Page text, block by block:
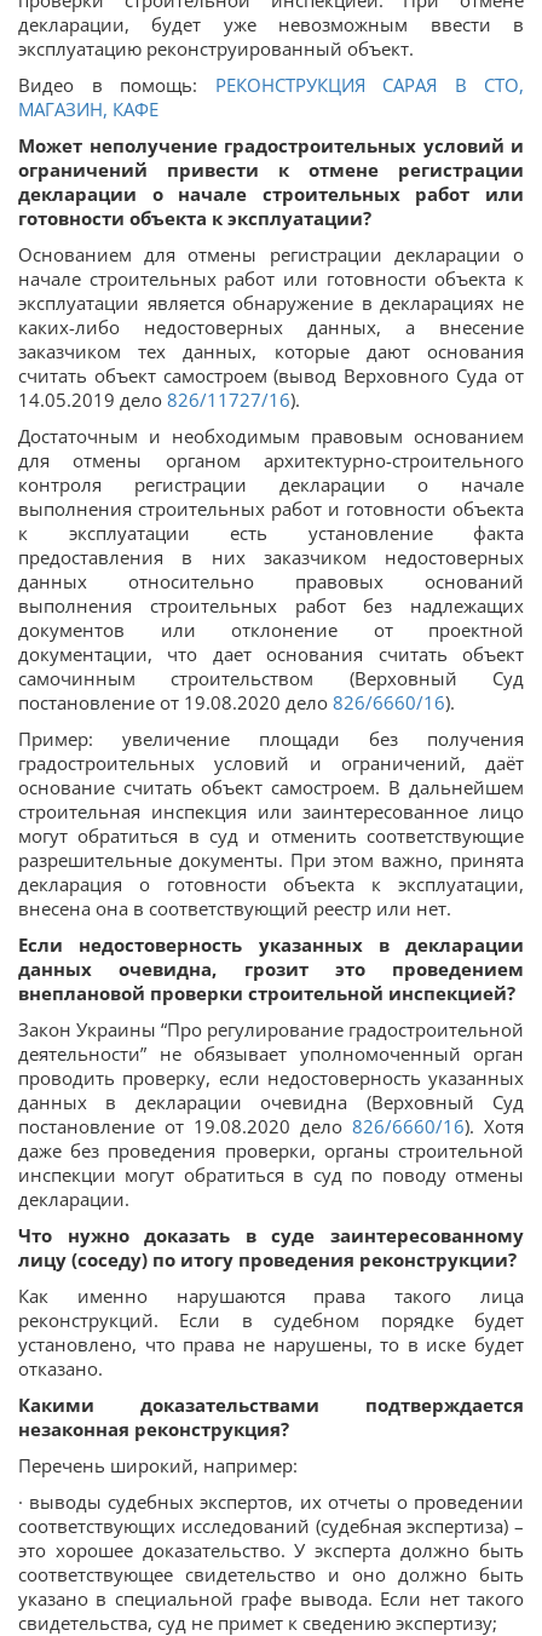
декларации, будет уже невозможным ввести в
эксплуатацию реконструированный объект.
Видео в помощь: РЕКОНСТРУКЦИЯ САРАЯ В СТО,
МАГАЗИН, КАФЕ
Может неполучение градостроительных условий и
ограничений привести к отмене регистрации
декларации о начале строительных работ или
готовности объекта к эксплуатации?
Основанием для отмены регистрации декларации о
начале строительных работ или готовности объекта к
эксплуатации является обнаружение в декларациях не
каких-либо недостоверных данных, а внесение
заказчиком тех данных, которые дают основания
считать объект самостроем (вывод Верховного Суда от
14.05.2019 дело 826/11727/16).
Достаточным и необходимым правовым основанием
для отмены органом архитектурно-строительного
контроля регистрации декларации о начале
выполнения строительных работ и готовности объекта
к эксплуатации есть установление факта
предоставления в них заказчиком недостоверных
данных относительно правовых оснований
выполнения строительных работ без надлежащих
документов или отклонение от проектной
документации, что дает основания считать объект
самочинным строительством (Верховный Суд
постановление от 19.08.2020 дело 826/6660/16).
Пример: увеличение площади без получения
градостроительных условий и ограничений, даёт
основание считать объект самостроем. В дальнейшем
строительная инспекция или заинтересованное лицо
могут обратиться в суд и отменить соответствующие
разрешительные документы. При этом важно, принята
декларация о готовности объекта к эксплуатации,
внесена она в соответствующий реестр или нет.
Если недостоверность указанных в декларации
данных очевидна, грозит это проведением
внеплановой проверки строительной инспекцией?
Закон Украины “Про регулирование градостроительной
деятельности” не обязывает уполномоченный орган
проводить проверку, если недостоверность указанных
данных в декларации очевидна (Верховный Суд
постановление от 19.08.2020 дело 826/6660/16). Хотя
даже без проведения проверки, органы строительной
инспекции могут обратиться в суд по поводу отмены
декларации.
Что нужно доказать в суде заинтересованному
лицу (соседу) по итогу проведения реконструкции?
Как именно нарушаются права такого лица
реконструкций. Если в судебном порядке будет
установлено, что права не нарушены, то в иске будет
отказано.
Какими доказательствами подтверждается
незаконная реконструкция?
Перечень широкий, например:
· выводы судебных экспертов, их отчеты о проведении
соответствующих исследований (судебная экспертиза) –
это хорошее доказательство. У эксперта должно быть
соответствующее свидетельство и оно должно быть
указано в специальной графе вывода. Если нет такого
свидетельства, суд не примет к сведению экспертизу;